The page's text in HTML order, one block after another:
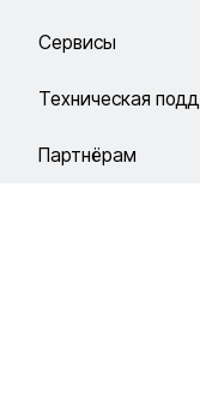
Сервисы
Техническая
Партнёрам